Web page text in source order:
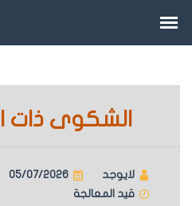
الشكوى ذات
لايوجد 05/07/2026
قيد المعالجة